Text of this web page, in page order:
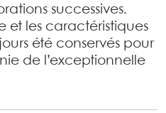
successives.
et les caractéristiques
été conservés pour
de l’exceptionnelle